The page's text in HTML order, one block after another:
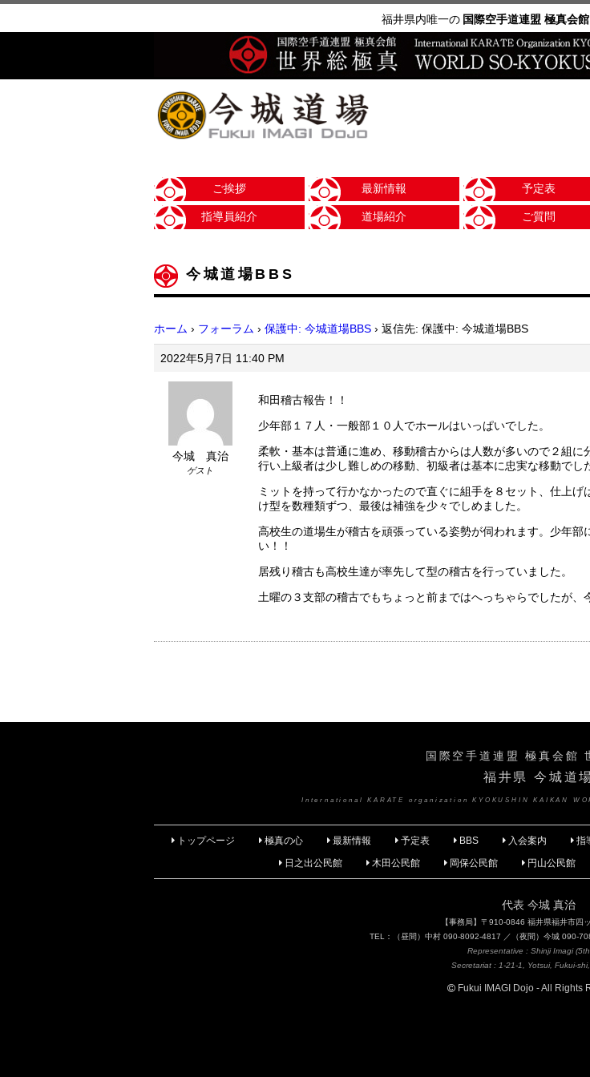
福井県内唯一の 国際空手道連盟 極真会
ご挨拶 最新情報 予定表
指導員紹介 道場紹介 ご質問
今城道場BBS
ホーム › フォーラム › 保護中: 今城道場BBS › 返信先: 保護中: 今城道場BBS
2022年5月7日 11:40 PM
今城 真治
ゲスト
和田稽古報告！！
少年部１７人・一般部１０人でホールはいっぱいでした。
柔軟・基本は普通に進め、移動稽古からは人数が多いので２組
行い上級者は少し難しめの移動、初級者は基本に忠実な移動でし
ミットを持って行かなかったので直ぐに組手を８セット、仕上
け型を数種類ずつ、最後は補強を少々でしめました。
高校生の道場生が稽古を頑張っている姿勢が伺われます。少年
い！！
居残り稽古も高校生達が率先して型の稽古を行っていました。
土曜の３支部の稽古でもちょっと前まではへっちゃらでしたが
国際空手道連盟 極真会館
福井県 今城道
International KARATE organization KYOKUSHIN KAIKAN
トップページ 極真の心 最新情報 予定表 BBS 入会案内 指
日之出公民館
木田公民館 岡保公民館 円山公民館
代表 今城 真治
【事務局】〒910-0846 福井県福井市四
TEL：（昼間）中村 090-8092-4817 ／（夜間）今城 090-
Representative : Shinji Imagi
Secretariat : 1-21-1, Yotsui, Fukui-
Fukui IMAGI Dojo - All Rights